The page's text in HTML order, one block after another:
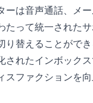
は音声通話、メ
って統一された
替えることがで
されたインボック
ファクションを向